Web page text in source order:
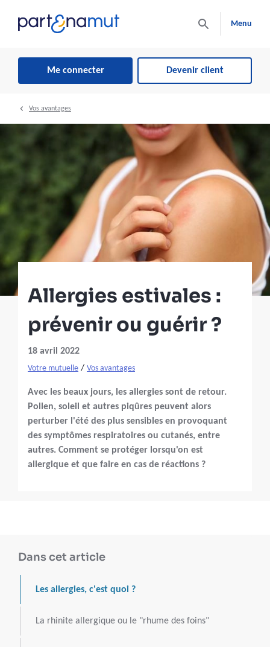
Menu
Me connecter Devenir client
Vos avantages
Allergies estivales :
prévenir ou guérir ?
18 avril 2022
Votre mutuelle / Vos avantages
Avec les beaux jours, les allergies sont de retour.
Pollen, soleil et autres piqûres peuvent alors
perturber l'été des plus sensibles en provoquant
des symptômes respiratoires ou cutanés, entre
autres. Comment se protéger lorsqu'on est
allergique et que faire en cas de réactions ?
Dans cet article
Les allergies, c'est quoi ?
La rhinite allergique ou le "rhume des foins"